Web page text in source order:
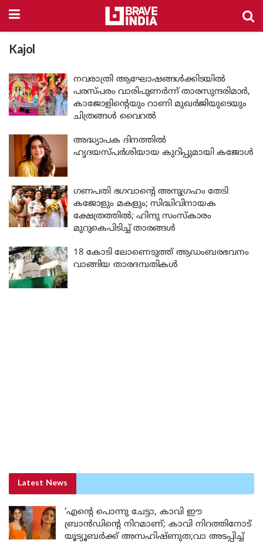
Kajol
നവരാത്രി ആഘോഷങ്ങൾക്കിടയിൽ
പരസ്പരം വാരിപുണർന്ന് താരസുന്ദരിമാർ,
കാജോളിന്റെയും റാണി മുഖർജിയുടെയും
ചിത്രങ്ങൾ വൈറൽ
അദ്ധ്യാപക ദിനത്തിൽ
ഹൃദയസ്പർശിയായ കുറിപ്പുമായി കജോൾ
ഗണപതി ഭഗവാന്റെ അനുഗ്രഹം തേടി
കജോളും മകളും; സിദ്ധിവിനായക
ക്ഷേത്രത്തിൽ; ഹിന്ദു സംസ്‌കാരം
മുറുകെപിടിച്ച് താരങ്ങൾ
18 കോടി ലോണെടുത്ത് ആഡംബരഭവനം
വാങ്ങിയ താരദമ്പതികൾ
Latest News
‘എന്റെ പൊന്നു ചേട്ടാ, കാവി ഈ
ബ്രാൻഡിന്റെ നിറമാണ്; കാവി നിറത്തിനോട്
യൂട്യൂബർക്ക് അസഹിഷ്ണുത;വാ അടപ്പിച്ച്